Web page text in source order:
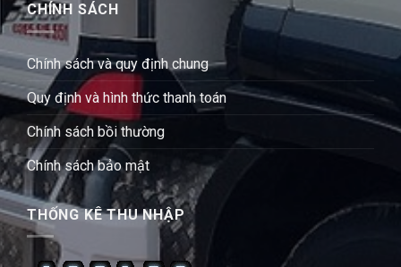
CHÍNH SÁCH
Chính sách và quy định chung
Quy định và hình thức thanh toán
Chính sách bồi thường
Chính sách bảo mật
THỐNG KÊ THU NHẬP